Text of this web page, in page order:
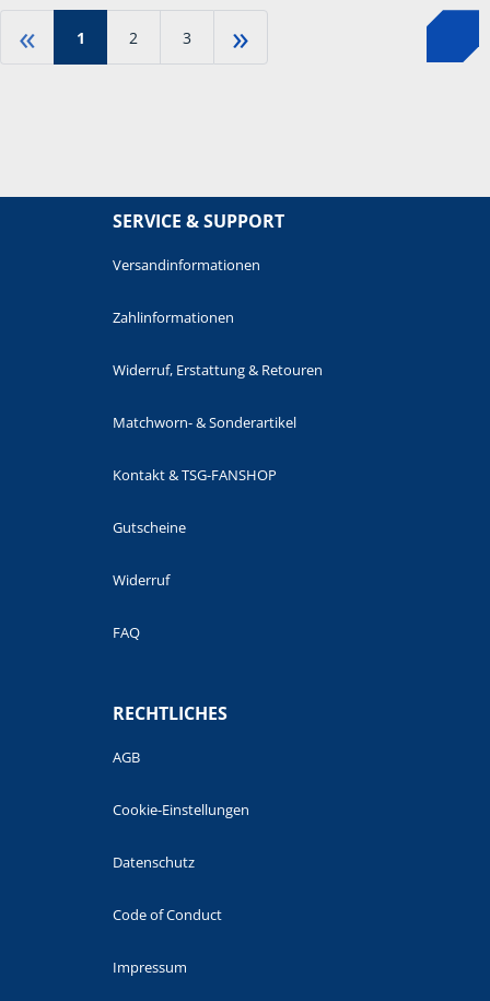
« 1 2 3 »
SERVICE & SUPPORT
Versandinformationen
Zahlinformationen
Widerruf, Erstattung & Retouren
Matchworn- & Sonderartikel
Kontakt & TSG-FANSHOP
Gutscheine
Widerruf
FAQ
RECHTLICHES
AGB
Cookie-Einstellungen
Datenschutz
Code of Conduct
Impressum